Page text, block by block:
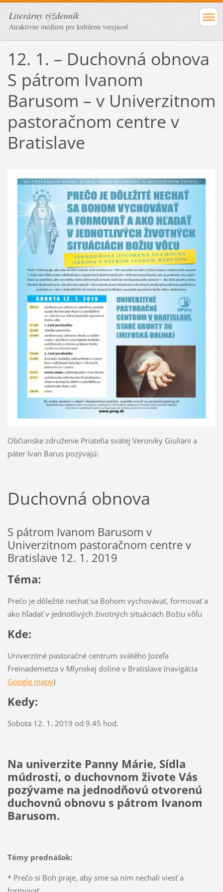
Literárny týždenník
Atraktívne médium pre kultúrnu verejnosť
12. 1. – Duchovná obnova
S pátrom Ivanom
Barusom – v Univerzitnom
pastoračnom centre v
Bratislave
Občianske združenie Priatelia svätej Veroniky Giuliani a
páter Ivan Barus pozývajú:
Duchovná obnova
S pátrom Ivanom Barusom v
Univerzitnom pastoračnom centre v
Bratislave 12. 1. 2019
Téma:
Prečo je dôležité nechať sa Bohom vychovávať, formovať a
ako hľadať v jednotlivých životných situáciách Božiu vôľu
Kde:
Univerzitné pastoračné centrum svätého Jozefa
Freinademetza v Mlynskej doline v Bratislave (navigácia
Google mapy)
Kedy:
Sobota 12. 1. 2019 od 9.45 hod.
Na univerzite Panny Márie, Sídla
múdrosti, o duchovnom živote Vás
pozývame na jednodňovú otvorenú
duchovnú obnovu s pátrom Ivanom
Barusom.
Témy prednášok:
* Prečo si Boh praje, aby sme sa ním nechali viesť a